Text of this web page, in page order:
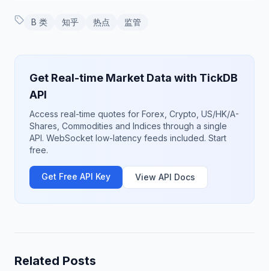
B 类 知乎 热点 监管
Get Real-time Market Data with TickDB
API
Access real-time quotes for Forex, Crypto, US/HK/A-
Shares, Commodities and Indices through a single
API. WebSocket low-latency feeds included. Start
free.
Get Free API Key View API Docs
Related Posts